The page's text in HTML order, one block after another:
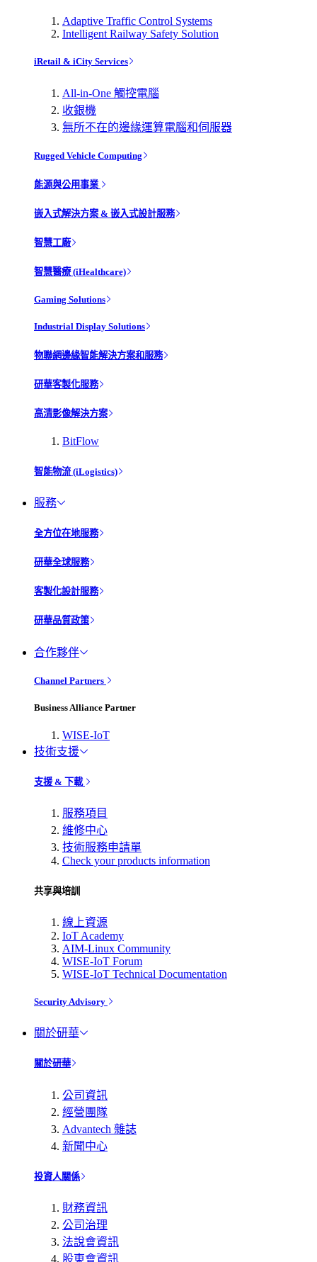
Adaptive Traffic Control Systems
Intelligent Railway Safety Solution
iRetail & iCity Services
All-in-One 觸控電腦
收銀機
無所不在的邊緣運算電腦和伺服器
Rugged Vehicle Computing
能源與公用事業
嵌入式解決方案 & 嵌入式設計服務
智慧工廠
智慧醫療 (iHealthcare)
Gaming Solutions
Industrial Display Solutions
物聯網邊緣智能解決方案和服務
研華客製化服務
高清影像解決方案
BitFlow
智能物流 (iLogistics)
服務
全方位在地服務
研華全球服務
客製化設計服務
研華品質政策
合作夥伴
Channel Partners
Business Alliance Partner
WISE-IoT
技術支援
支援 & 下載
服務項目
維修中心
技術服務申請單
Check your products information
共享與培訓
線上資源
IoT Academy
AIM-Linux Community
WISE-IoT Forum
WISE-IoT Technical Documentation
Security Advisory
關於研華
關於研華
公司資訊
經營團隊
Advantech 雜誌
新聞中心
投資人關係
財務資訊
公司治理
法說會資訊
股東會資訊